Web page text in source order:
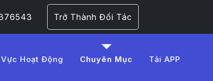
Trở Thành Đối Tác
Vực Hoạt Động Chuyên Mục Tải APP